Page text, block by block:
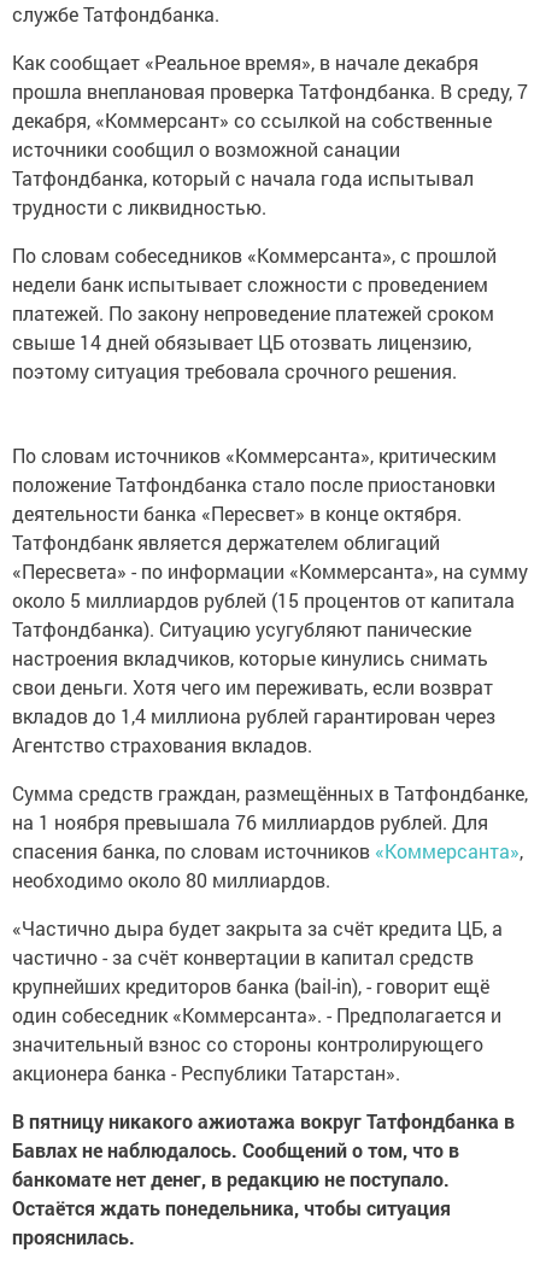
службе Татфондбанка.
Как сообщает «Реальное время», в начале декабря
прошла внеплановая проверка Татфондбанка. В среду, 7
декабря, «Коммерсант» со ссылкой на собственные
источники сообщил о возможной санации
Татфондбанка, который с начала года испытывал
трудности с ликвидностью.
По словам собеседников «Коммерсанта», с прошлой
недели банк испытывает сложности с проведением
платежей. По закону непроведение платежей сроком
свыше 14 дней обязывает ЦБ отозвать лицензию,
поэтому ситуация требовала срочного решения.
По словам источников «Коммерсанта», критическим
положение Татфондбанка стало после приостановки
деятельности банка «Пересвет» в конце октября.
Татфондбанк является держателем облигаций
«Пересвета» - по информации «Коммерсанта», на сумму
около 5 миллиардов рублей (15 процентов от капитала
Татфондбанка). Ситуацию усугубляют панические
настроения вкладчиков, которые кинулись снимать
свои деньги. Хотя чего им переживать, если возврат
вкладов до 1,4 миллиона рублей гарантирован через
Агентство страхования вкладов.
Сумма средств граждан, размещённых в Татфондбанке,
на 1 ноября превышала 76 миллиардов рублей. Для
спасения банка, по словам источников «Коммерсанта»,
необходимо около 80 миллиардов.
«Частично дыра будет закрыта за счёт кредита ЦБ, а
частично - за счёт конвертации в капитал средств
крупнейших кредиторов банка (bail-in), - говорит ещё
один собеседник «Коммерсанта». - Предполагается и
значительный взнос со стороны контролирующего
акционера банка - Республики Татарстан».
В пятницу никакого ажиотажа вокруг Татфондбанка в
Бавлах не наблюдалось. Сообщений о том, что в
банкомате нет денег, в редакцию не поступало.
Остаётся ждать понедельника, чтобы ситуация
прояснилась.